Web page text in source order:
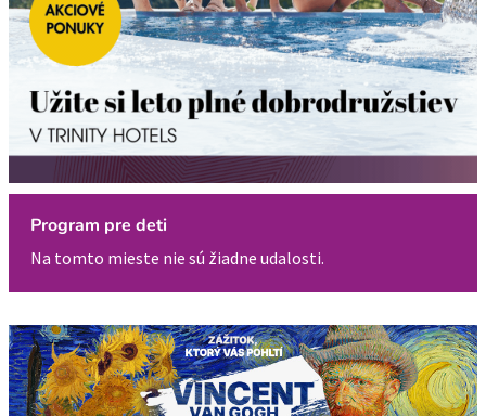
Program pre deti
Na tomto mieste nie sú žiadne udalosti.